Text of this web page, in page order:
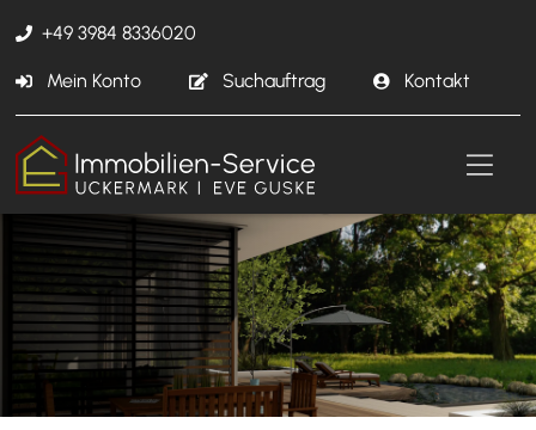
+49 3984 8336020
Mein Konto Suchauftrag Kontakt